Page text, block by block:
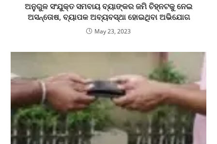
ଅନୁଗୁଳ ସଂଯୁକ୍ତ ସମବାୟ ବ୍ୟାଙ୍କର ଜମି ଚିହ୍ନଟକୁ ନେଇ
ଅସନ୍ତୋଷ, ବ୍ୟାପକ ଅବ୍ୟବସ୍ଥା ହୋଇଥିବା ଅଭିଯୋଗ
May 23, 2023